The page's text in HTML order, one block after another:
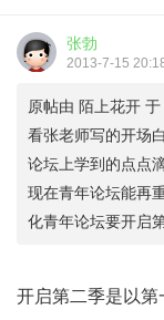
张勃
2013-7-15
原帖由 陌上花开 于
看张老师写的开场
论坛上学到的点点
现在青年论坛能再
化青年论坛要开启
开启第二季是以第